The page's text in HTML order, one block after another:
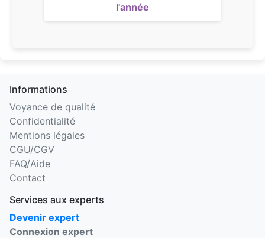
l'année
Informations
Voyance de qualité
Confidentialité
Mentions légales
CGU/CGV
FAQ/Aide
Contact
Services aux experts
Devenir expert
Connexion expert